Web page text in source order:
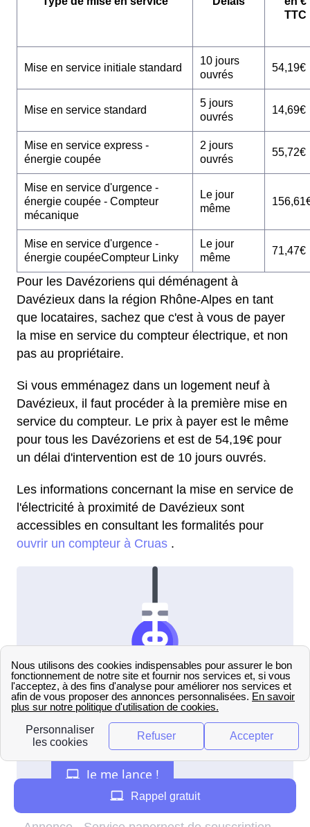
TTC
Mise en service initiale standard
10 jours
ouvrés
54,19€
Mise en service standard
5 jours
ouvrés
14,69€
Mise en service express -
énergie coupée
2 jours
ouvrés
55,72€
Mise en service d'urgence -
énergie coupée - Compteur
mécanique
Le jour
même
Mise en service d'urgence -
énergie coupéeCompteur Linky
Le jour
même
71,47€
Pour les Davézoriens qui déménagent à
Davézieux dans la région Rhône-Alpes en tant
que locataires, sachez que c'est à vous de payer
la mise en service du compteur électrique, et non
pas au propriétaire.
Si vous emménagez dans un logement neuf à
Davézieux, il faut procéder à la première mise en
service du compteur. Le prix à payer est le même
pour tous les Davézoriens et est de 54,19€ pour
un délai d'intervention est de 10 jours ouvrés.
Les informations concernant la mise en service de
l'électricité à proximité de Davézieux sont
accessibles en consultant les formalités pour
ouvrir un compteur à Cruas .
Rappel gratuit